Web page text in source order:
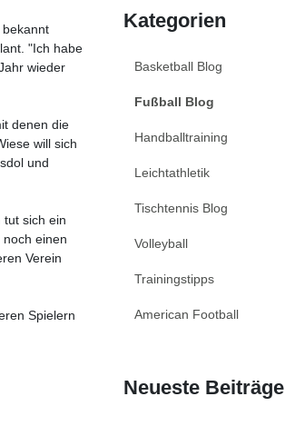
"Ich habe
wieder
denen die
will sich
und
tut sich ein
einen
Verein
Spielern
Kategorien
Basketball Blog
Fußball Blog
Handballtraining
Leichtathletik
Tischtennis Blog
Volleyball
Trainingstipps
American Football
Neueste Beiträge